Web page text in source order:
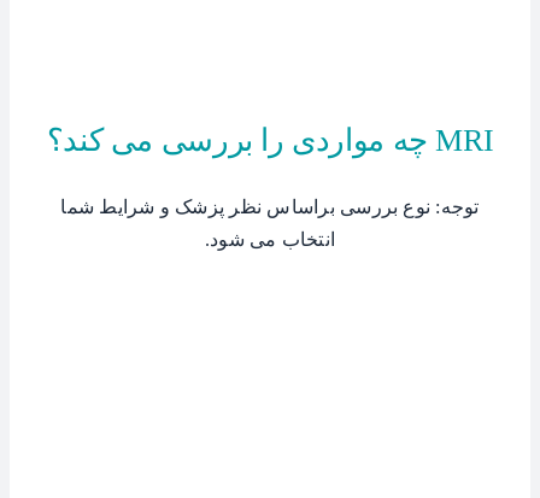
MRI چه مواردی را بررسی می کند؟
توجه: نوع بررسی براساس نظر پزشک و شرایط شما
انتخاب می شود.